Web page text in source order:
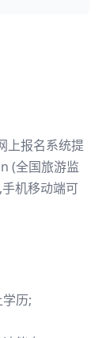
上报名系统提
(全国旅游监
机移动端可
历;